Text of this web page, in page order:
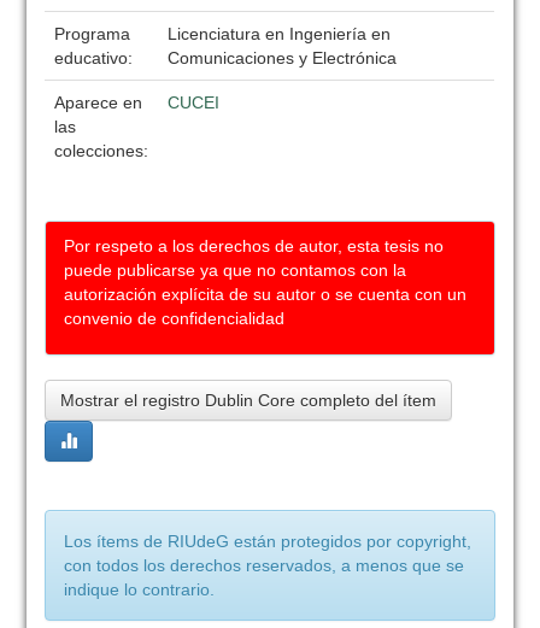
Programa
educativo:
Licenciatura en Ingeniería en
Comunicaciones y Electrónica
Aparece en
las
colecciones:
CUCEI
Por respeto a los derechos de autor, esta tesis no
puede publicarse ya que no contamos con la
autorización explícita de su autor o se cuenta con un
convenio de confidencialidad
Mostrar el registro Dublin Core completo del ítem
Los ítems de RIUdeG están protegidos por copyright,
con todos los derechos reservados, a menos que se
indique lo contrario.